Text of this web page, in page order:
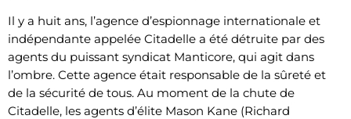
Il y a huit ans, l’agence d’espionnage internationale et
indépendante appelée Citadelle a été détruite par des
agents du puissant syndicat Manticore, qui agit dans
l’ombre. Cette agence était responsable de la sûreté et
de la sécurité de tous. Au moment de la chute de
Citadelle, les agents d’élite Mason Kane (Richard